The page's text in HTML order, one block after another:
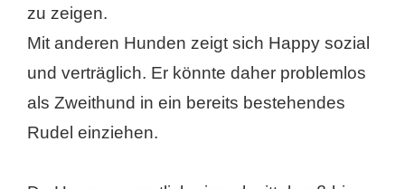
zu zeigen.
Mit anderen Hunden zeigt sich Happy sozial
und verträglich. Er könnte daher problemlos
als Zweithund in ein bereits bestehendes
Rudel einziehen.